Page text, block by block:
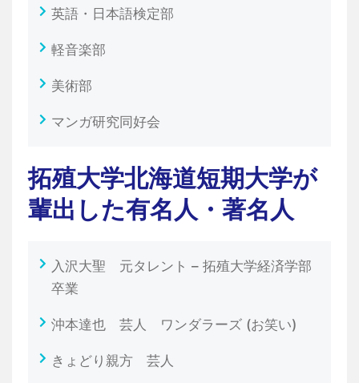
英語・日本語検定部
軽音楽部
美術部
マンガ研究同好会
拓殖大学北海道短期大学が
輩出した有名人・著名人
入沢大聖 元タレント – 拓殖大学経済学部
卒業
沖本達也 芸人 ワンダラーズ (お笑い)
きょどり親方 芸人